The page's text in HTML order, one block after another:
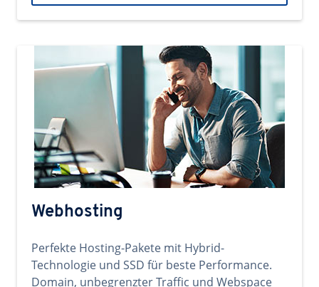
Webhosting
Perfekte Hosting-Pakete mit Hybrid-
Technologie und SSD für beste Performance.
Domain, unbegrenzter Traffic und Webspace